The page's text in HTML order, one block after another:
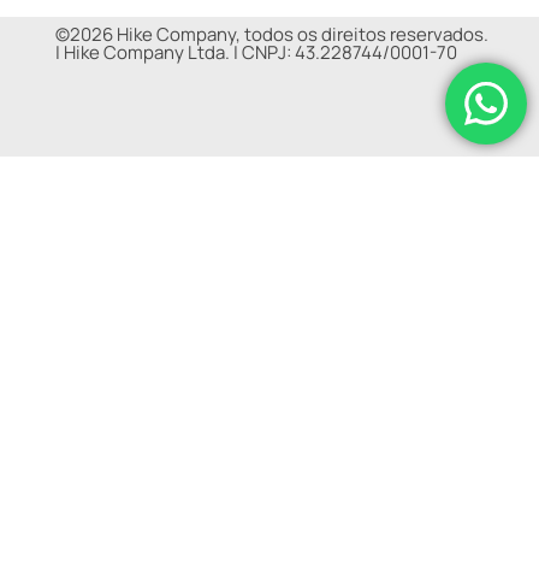
©2026 Hike Company, todos os direitos reservados.
| Hike Company Ltda. |CNPJ: 43.228744/0001-70